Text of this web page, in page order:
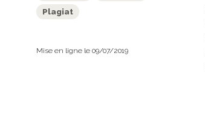
Plagiat
Mise en ligne le 09/07/2019